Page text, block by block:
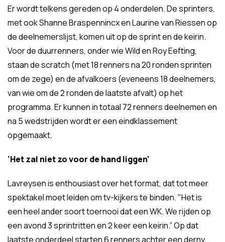
Er wordt telkens gereden op 4 onderdelen. De sprinters,
met ook Shanne Braspennincx en Laurine van Riessen op
de deelnemerslijst, komen uit op de sprint en de keirin.
Voor de duurrenners, onder wie Wild en Roy Eefting,
staan de scratch (met 18 renners na 20 ronden sprinten
om de zege) en de afvalkoers (eveneens 18 deelnemers,
van wie om de 2 ronden de laatste afvalt) op het
programma. Er kunnen in totaal 72 renners deelnemen en
na 5 wedstrijden wordt er een eindklassement
opgemaakt.
'Het zal niet zo voor de hand liggen'
Lavreysen is enthousiast over het format, dat tot meer
spektakel moet leiden om tv-kijkers te binden. "Het is
een heel ander soort toernooi dat een WK. We rijden op
een avond 3 sprintritten en 2 keer een keirin.” Op dat
laatste onderdeel starten 6 renners achter een derny.